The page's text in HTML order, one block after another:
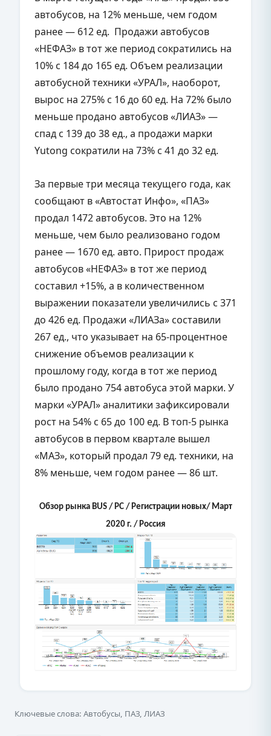
автобусов, на 12% меньше, чем годом
ранее — 612 ед. Продажи автобусов
«НЕФАЗ» в тот же период сократились на
10% с 184 до 165 ед. Объем реализации
автобусной техники «УРАЛ», наоборот,
вырос на 275% с 16 до 60 ед. На 72% было
меньше продано автобусов «ЛИАЗ» —
спад с 139 до 38 ед., а продажи марки
Yutong сократили на 73% с 41 до 32 ед.
За первые три месяца текущего года, как
сообщают в «Автостат Инфо», «ПАЗ»
продал 1472 автобусов. Это на 12%
меньше, чем было реализовано годом
ранее — 1670 ед. авто. Прирост продаж
автобусов «НЕФАЗ» в тот же период
составил +15%, а в количественном
выражении показатели увеличились с 371
до 426 ед. Продажи «ЛИАЗа» составили
267 ед., что указывает на 65-процентное
снижение объемов реализации к
прошлому году, когда в тот же период
было продано 754 автобуса этой марки. У
марки «УРАЛ» аналитики зафиксировали
рост на 54% с 65 до 100 ед. В топ-5 рынка
автобусов в первом квартале вышел
«МАЗ», который продал 79 ед. техники, на
8% меньше, чем годом ранее — 86 шт.
Обзор рынка BUS / РС / Регистрации новых/ Март
2020 г. / Россия
Ключевые слова: Автобусы, ПАЗ, ЛИАЗ